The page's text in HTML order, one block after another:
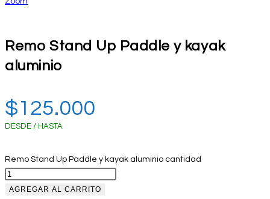
Remo Stand Up Paddle y kayak
aluminio
$125.000
DESDE / HASTA
Remo Stand Up Paddle y kayak aluminio cantidad
AGREGAR AL CARRITO